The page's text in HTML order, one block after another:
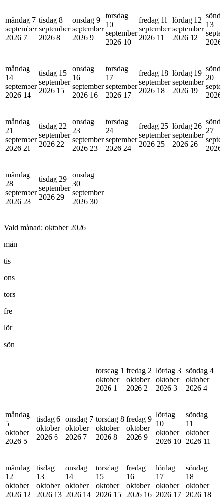
måndag 7
september
2026 7
tisdag 8
september
2026 8
onsdag 9
september
2026 9
torsdag
10
september
2026 10
fredag 11
september
2026 11
lördag 12
september
2026 12
13
måndag
14
september
2026 14
tisdag 15
september
2026 15
onsdag
16
september
2026 16
torsdag
17
september
2026 17
fredag 18
september
2026 18
lördag 19
september
2026 19
20
måndag
21
september
2026 21
tisdag 22
september
2026 22
onsdag
23
september
2026 23
torsdag
24
september
2026 24
fredag 25
september
2026 25
lördag 26
september
2026 26
27
måndag
28
september
2026 28
tisdag 29
september
2026 29
onsdag
30
september
2026 30
Vald månad: oktober 2026
mån
tis
ons
tors
fre
lör
sön
torsdag 1
oktober
2026 1
fredag 2
oktober
2026 2
lördag 3
oktober
2026 3
söndag 4
oktober
2026 4
måndag
5
oktober
2026 5
tisdag 6
oktober
2026 6
onsdag 7
oktober
2026 7
torsdag 8
oktober
2026 8
fredag 9
oktober
2026 9
lördag
10
oktober
2026 10
söndag
11
oktober
2026 11
måndag
12
oktober
2026 12
tisdag
13
oktober
2026 13
onsdag
14
oktober
2026 14
torsdag
15
oktober
2026 15
fredag
16
oktober
2026 16
lördag
17
oktober
2026 17
söndag
18
oktober
2026 18